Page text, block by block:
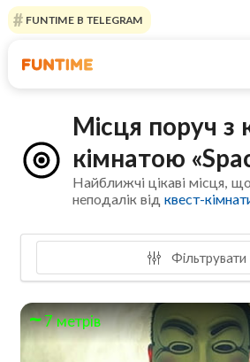
FUNTIME В TELEGRAM
Місця поруч з
кімнатою
Найближчі цікаві місця,
неподалік відквест-
Фільтрувати
7 метрів